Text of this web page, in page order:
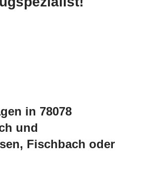
in 78078
und
Fischbach oder